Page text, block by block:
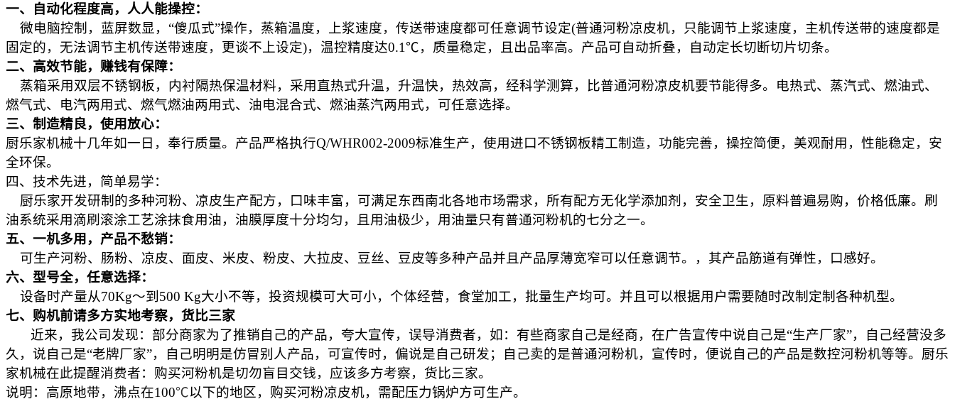
一、自动化程度高，人人能操控：
微电脑控制，蓝屏数显，“傻瓜式”操作，蒸箱温度，上浆速度，传送带速度都可任意调节设定(普通河粉凉皮机，只能调节上浆速度，主机传送带的速度都是
固定的，无法调节主机传送带速度，更谈不上设定)，温控精度达0.1℃，质量稳定，且出品率高。产品可自动折叠，自动定长切断切片切条。
二、高效节能，赚钱有保障：
蒸箱采用双层不锈钢板，内衬隔热保温材料，采用直热式升温，升温快，热效高，经科学测算，比普通河粉凉皮机要节能得多。电热式、蒸汽式、燃油式、
燃气式、电汽两用式、燃气燃油两用式、油电混合式、燃油蒸汽两用式，可任意选择。
三、制造精良，使用放心：
厨乐家机械十几年如一日，奉行质量。产品严格执行Q/WHR002-2009标准生产，使用进口不锈钢板精工制造，功能完善，操控简便，美观耐用，性能稳定，安
全环保。
四、技术先进，简单易学：
厨乐家开发研制的多种河粉、凉皮生产配方，口味丰富，可满足东西南北各地市场需求，所有配方无化学添加剂，安全卫生，原料普遍易购，价格低廉。刷
油系统采用滴刷滚涂工艺涂抹食用油，油膜厚度十分均匀，且用油极少，用油量只有普通河粉机的七分之一。
五、一机多用，产品不愁销：
可生产河粉、肠粉、凉皮、面皮、米皮、粉皮、大拉皮、豆丝、豆皮等多种产品并且产品厚薄宽窄可以任意调节。，其产品筋道有弹性，口感好。
六、型号全，任意选择：
设备时产量从70Kg～到500 Kg大小不等，投资规模可大可小，个体经营，食堂加工，批量生产均可。并且可以根据用户需要随时改制定制各种机型。
七、购机前请多方实地考察，货比三家
近来，我公司发现：部分商家为了推销自己的产品，夸大宣传，误导消费者，如：有些商家自己是经商，在广告宣传中说自己是“生产厂家”，自己经营没多
久，说自己是“老牌厂家”，自己明明是仿冒别人产品，可宣传时，偏说是自己研发；自己卖的是普通河粉机，宣传时，便说自己的产品是数控河粉机等等。 厨乐
家机械在此提醒消费者：购买河粉机是切勿盲目交钱，应该多方考察，货比三家。
说明：高原地带，沸点在100℃以下的地区，购买河粉凉皮机，需配压力锅炉方可生产。